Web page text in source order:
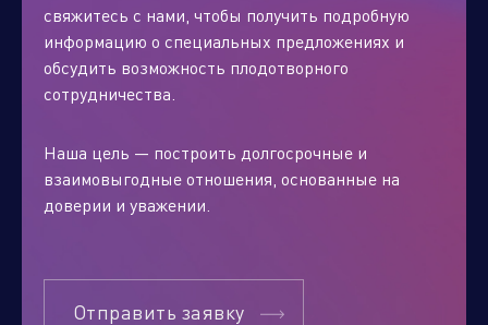
свяжитесь с нами, чтобы получить подробную
информацию о специальных предложениях и
обсудить возможность плодотворного
сотрудничества.
Наша цель — построить долгосрочные и
взаимовыгодные отношения, основанные на
доверии и уважении.
Отправить заявку